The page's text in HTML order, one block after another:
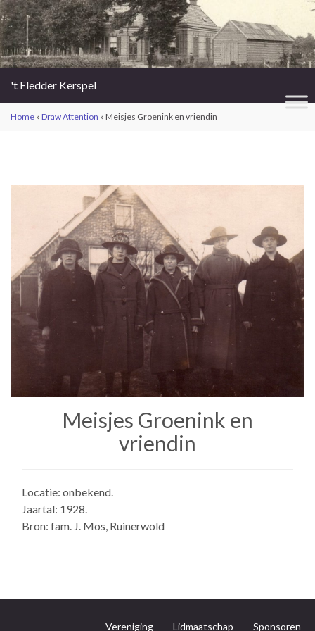
't Fledder Kerspel
Home » Draw Attention » Meisjes Groenink en vriendin
Meisjes Groenink en
vriendin
Locatie: onbekend.
Jaartal: 1928.
Bron: fam. J. Mos, Ruinerwold
Vereniging Lidmaatschap Sponsoren